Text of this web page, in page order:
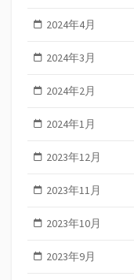
2024年4月
2024年3月
2024年2月
2024年1月
2023年12月
2023年11月
2023年10月
2023年9月